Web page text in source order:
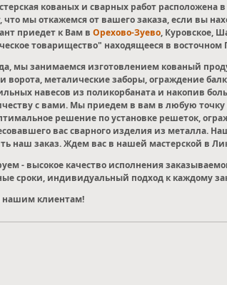
кованых и сварных работ расположена
что мы откажемся от вашего заказа, если вы
приедет к Вам в Орехово-Зуево, Куровское,
товарищество" находящееся в восточном
мы занимаемся изготовлением кованый
ворота, металические заборы, ограждение
навесов из поликорбаната и накопив
с вами. Мы приедем в вам в любую точку
решение по установке решеток,
вас сварного изделия из металла.
наш заказ. Ждем вас в нашей мастерской в
- высокое качество исполнения
сроки, индивидуальный подход к каждому
клиентам!